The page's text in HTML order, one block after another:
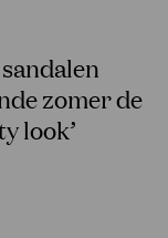
zomer de
look’